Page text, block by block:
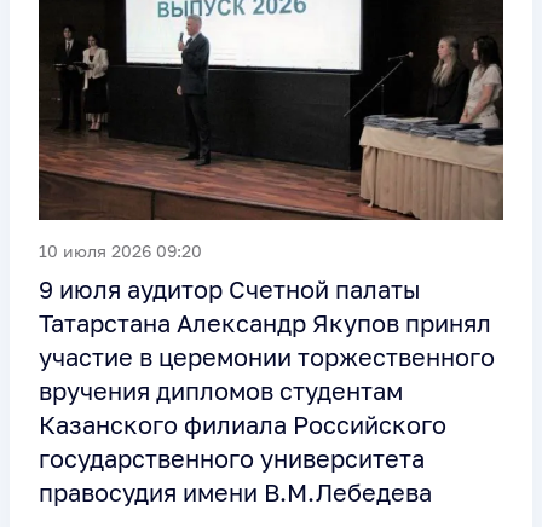
10 июля 2026 09:20
9 июля аудитор Счетной палаты
Татарстана Александр Якупов принял
участие в церемонии торжественного
вручения дипломов студентам
Казанского филиала Российского
государственного университета
правосудия имени В.М.Лебедева